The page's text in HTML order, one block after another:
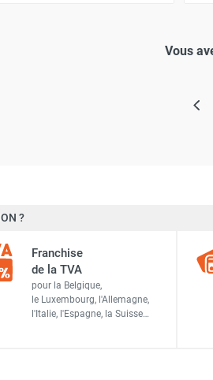
Vous
?
Franchise
de la TVA
pour la Belgique,
le Luxembourg, l'Allemagne,
l'Italie, l'Espagne, la Suisse…